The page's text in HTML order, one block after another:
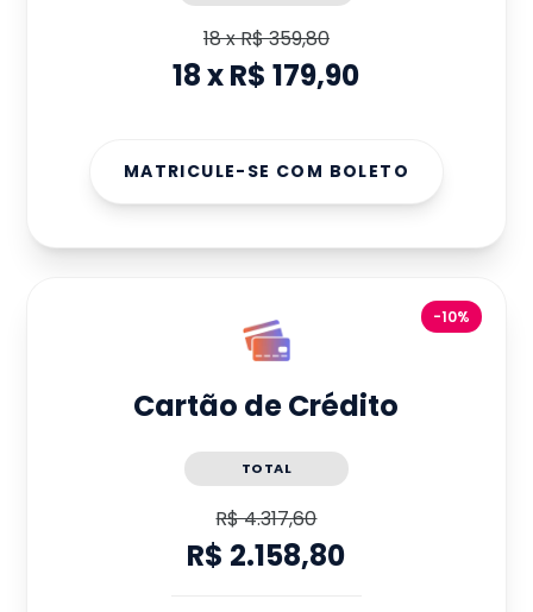
18xR$ 359,80
18xR$ 179,90
MATRICULE-SE COM BOLETO
-10%
Cartão de Crédito
TOTAL
R$ 4.317,60
R$ 2.158,80